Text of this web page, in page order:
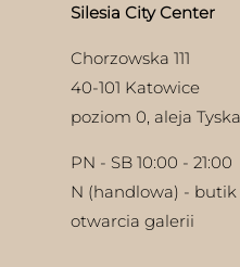
Silesia City Center
Chorzowska 111
40-101 Katowice
poziom 0, aleja Tyska
PN - SB 10:00 - 21:00
N (handlowa) -
otwarcia galerii